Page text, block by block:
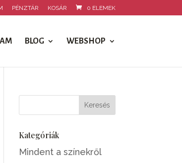
PÉNZTÁR KOSÁR 0 ELEMEK
BLOG WEBSHOP
Kategóriák
Mindent a színekről